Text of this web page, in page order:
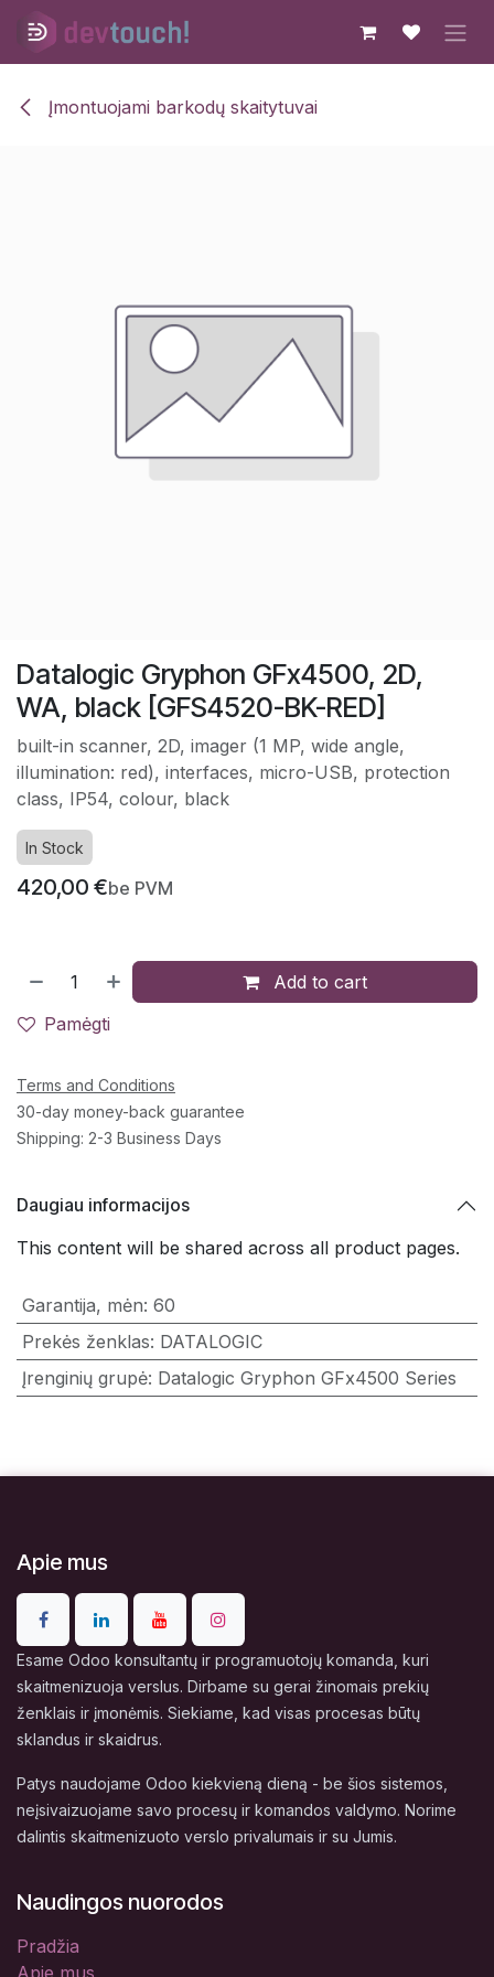
Skip to Content
Įmontuojami barkodų skaitytuvai
Datalogic Gryphon GFx4500, 2D,
WA, black [GFS4520-BK-RED]
built-in scanner, 2D, imager (1 MP, wide angle,
illumination: red), interfaces, micro-USB, protection
class, IP54, colour, black
In Stock
420,00 €be PVM
Add to cart
Pamėgti
Terms and Conditions
30-day money-back guarantee
Shipping: 2-3 Business Days
Daugiau informacijos
This content will be shared across all product pages.
Garantija, mėn: 60
Prekės ženklas: DATALOGIC
Įrenginių grupė: Datalogic Gryphon GFx4500 Series
Apie mus
Esame Odoo konsultantų ir programuotojų komanda, kuri
skaitmenizuoja verslus. Dirbame su gerai žinomais prekių
ženklais ir įmonėmis. Siekiame, kad visas procesas būtų
sklandus ir skaidrus.
Patys naudojame Odoo kiekvieną dieną - be šios sistemos,
neįsivaizuojame savo procesų ir komandos valdymo. Norime
dalintis skaitmenizuoto verslo privalumais ir su Jumis.
Naudingos nuorodos
Pradžia
Apie mus